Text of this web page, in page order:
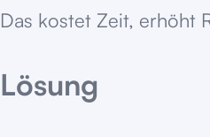
Das kostet Zeit, erhöht
Lösung